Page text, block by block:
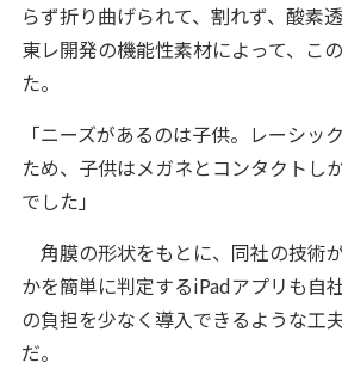
らず折り曲げられて、割れず、酸素
東レ開発の機能性素材によって、こ
た。
「ニーズがあるのは子供。レーシッ
ため、子供はメガネとコンタクトし
でした」
角膜の形状をもとに、同社の技術
かを簡単に判定するiPadアプリも自
の負担を少なく導入できるような工
だ。